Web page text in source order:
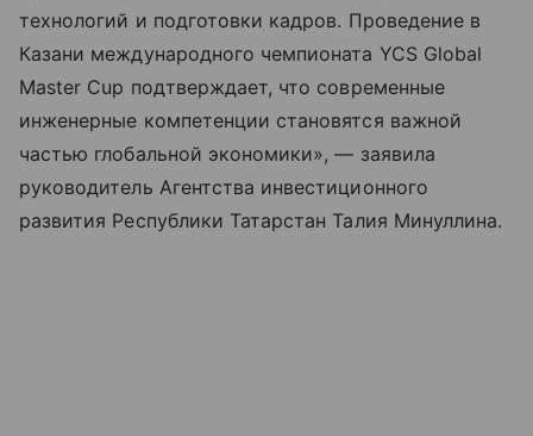
технологий и подготовки кадров. Проведение в
Казани международного чемпионата YCS Global
Master Cup подтверждает, что современные
инженерные компетенции становятся важной
частью глобальной экономики», — заявила
руководитель Агентства инвестиционного
развития Республики Татарстан Талия Минуллина.